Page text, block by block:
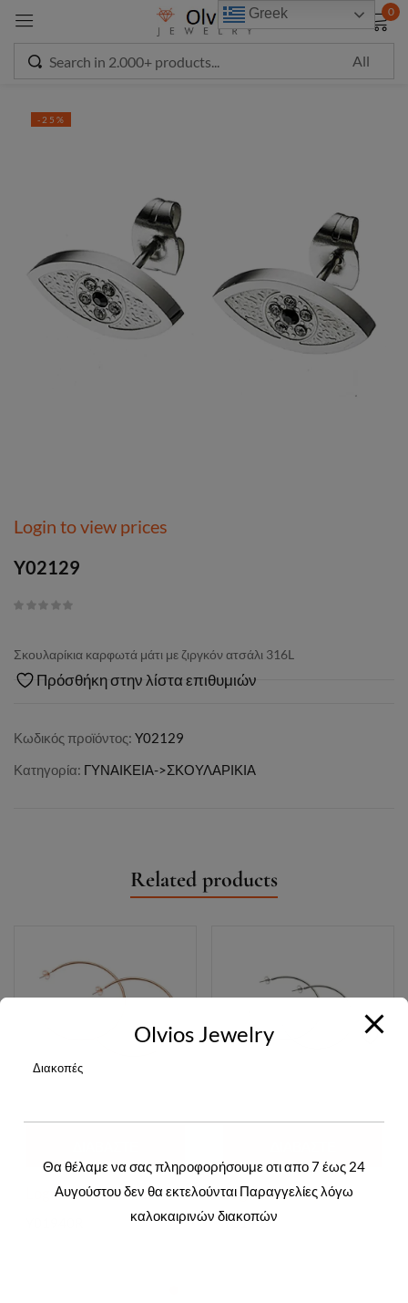
0
-25%
Login to view prices
Y02129
Σκουλαρίκια καρφωτά μάτι με ζιργκόν ατσάλι 316L
Πρόσθήκη στην λίστα επιθυμιών
Κωδικός προϊόντος: Y02129
Κατηγορία: ΓΥΝΑΙΚΕΙΑ->ΣΚΟΥΛΑΡΙΚΙΑ
Related products
ΠΕΡΙΣΣΌΤΕΡΑ
Login to view prices ΠΕΡΙΣΣΌΤΕΡΑ
Login to view prices
Y01939
Greek
Sign in
Remember me Lost password?
LOG IN
CREATE AN ACCOUNT
modal-check
Olvios Jewelry
Διακοπές
Θα θέλαμε να σας πληροφορήσουμε οτι απο 7 έως 24
Αυγούστου δεν θα εκτελούνται Παραγγελίες λόγω
καλοκαιρινών διακοπών